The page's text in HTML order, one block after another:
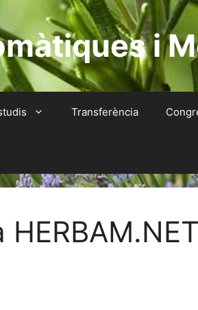
i
Transferència
HERBAM.NET